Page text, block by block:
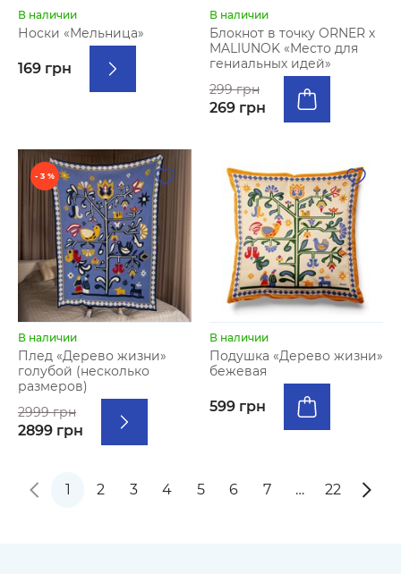
В наличии
Носки «Мельница»
169 грн
В наличии
Блокнот в точку ORNER х
MALIUNOK «Место для
гениальных идей»
299 грн
269 грн
- 3 %
В наличии
Плед «Дерево жизни»
голубой (несколько
размеров)
2999 грн
2899 грн
В наличии
Подушка «Дерево жизни»
бежевая
599 грн
1 2 3 4 5 6 7 … 22